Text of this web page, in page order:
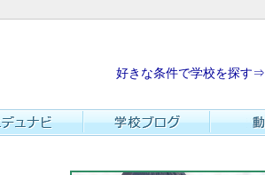
好きな条件で学校を探す⇒